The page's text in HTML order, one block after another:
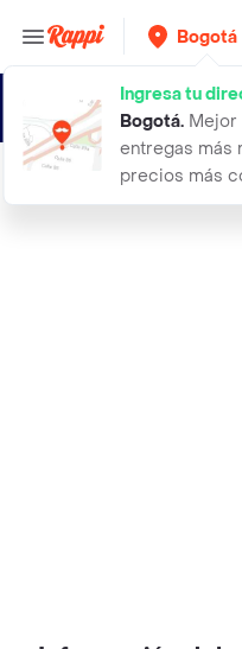
Bogotá
Ingresa tu
Bogotá. Mejor
entregas más
precios más
accesorios